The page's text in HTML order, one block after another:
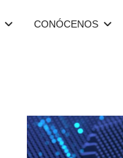
CONÓCENOS